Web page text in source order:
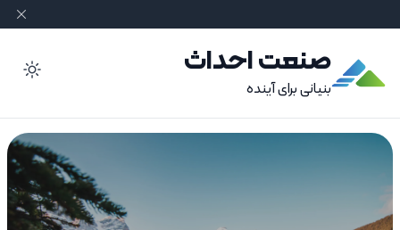
صنعت احداث
بنیانی برای آینده